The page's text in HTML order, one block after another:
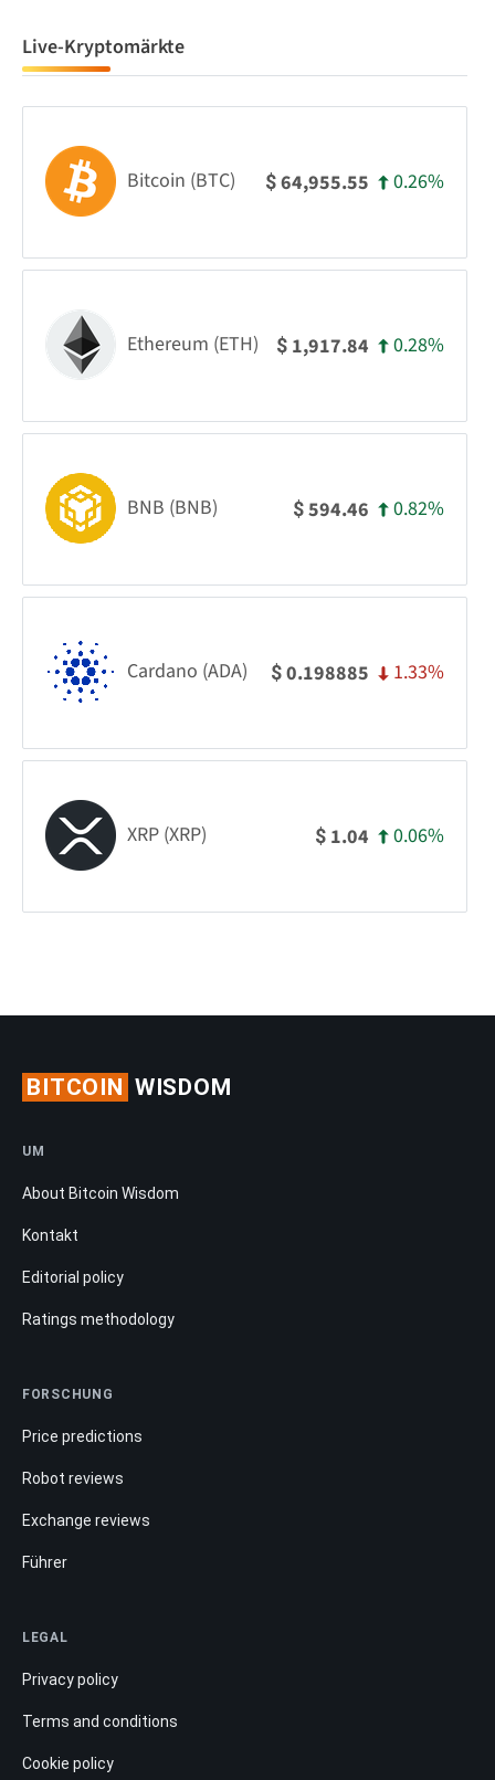
Live-Kryptomärkte
Bitcoin (BTC) $64,955.55 0.26%
Ethereum (ETH) $ 1,917.84 0.28%
BNB (BNB) $594.46 0.82%
Cardano (ADA) $0.198885 1.33%
XRP (XRP) $ 1.04 0.06%
BITCOIN WISDOM
UM
About Bitcoin Wisdom
Kontakt
Editorial policy
Ratings methodology
FORSCHUNG
Price predictions
Robot reviews
Exchange reviews
Führer
LEGAL
Privacy policy
Terms and conditions
Cookie policy